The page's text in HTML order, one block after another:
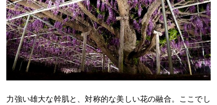
力強い雄大な幹肌と、対称的な美しい花の融合。ここでし